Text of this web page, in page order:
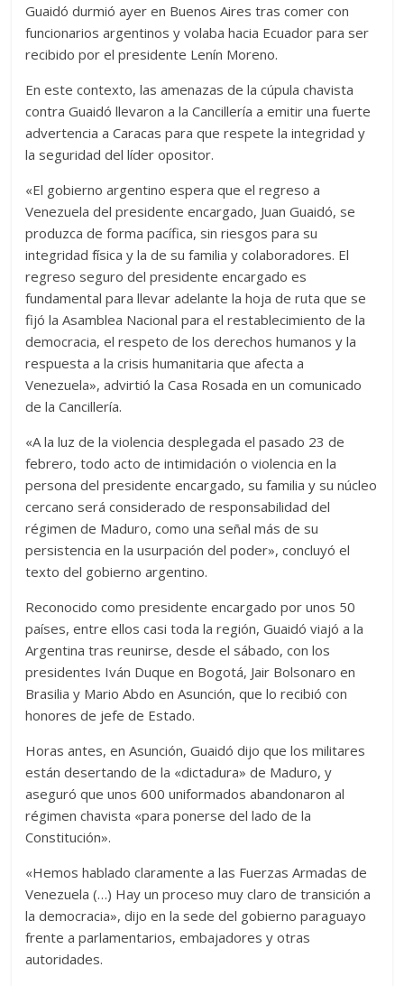
Guaidó durmió ayer en Buenos Aires tras comer con
funcionarios argentinos y volaba hacia Ecuador para ser
recibido por el presidente Lenín Moreno.
En este contexto, las amenazas de la cúpula chavista
contra Guaidó llevaron a la Cancillería a emitir una fuerte
advertencia a Caracas para que respete la integridad y
la seguridad del líder opositor.
«El gobierno argentino espera que el regreso a
Venezuela del presidente encargado, Juan Guaidó, se
produzca de forma pacífica, sin riesgos para su
integridad física y la de su familia y colaboradores. El
regreso seguro del presidente encargado es
fundamental para llevar adelante la hoja de ruta que se
fijó la Asamblea Nacional para el restablecimiento de la
democracia, el respeto de los derechos humanos y la
respuesta a la crisis humanitaria que afecta a
Venezuela», advirtió la Casa Rosada en un comunicado
de la Cancillería.
«A la luz de la violencia desplegada el pasado 23 de
febrero, todo acto de intimidación o violencia en la
persona del presidente encargado, su familia y su núcleo
cercano será considerado de responsabilidad del
régimen de Maduro, como una señal más de su
persistencia en la usurpación del poder», concluyó el
texto del gobierno argentino.
Reconocido como presidente encargado por unos 50
países, entre ellos casi toda la región, Guaidó viajó a la
Argentina tras reunirse, desde el sábado, con los
presidentes Iván Duque en Bogotá, Jair Bolsonaro en
Brasilia y Mario Abdo en Asunción, que lo recibió con
honores de jefe de Estado.
Horas antes, en Asunción, Guaidó dijo que los militares
están desertando de la «dictadura» de Maduro, y
aseguró que unos 600 uniformados abandonaron al
régimen chavista «para ponerse del lado de la
Constitución».
«Hemos hablado claramente a las Fuerzas Armadas de
Venezuela (…) Hay un proceso muy claro de transición a
la democracia», dijo en la sede del gobierno paraguayo
frente a parlamentarios, embajadores y otras
autoridades.